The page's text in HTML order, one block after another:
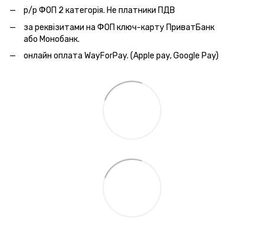
р/р ФОП 2 категорія. Не платники ПДВ
за реквізитами на ФОП ключ-карту ПриватБанк
або Монобанк.
онлайн оплата WayForPay. (Apple pay, Google Pay)